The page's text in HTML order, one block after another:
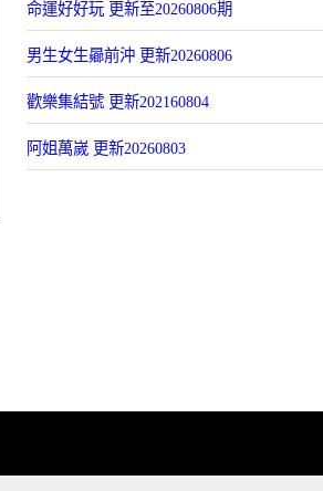
命運好好玩 更新至20260806期
男生女生曏前沖 更新20260806
歡樂集結號 更新202160804
阿姐萬嵗 更新20260803